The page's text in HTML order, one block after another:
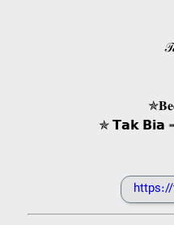
✯ 𝗧𝗮𝗸 𝗕𝗶𝗮